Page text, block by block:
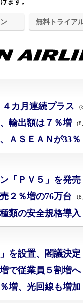
無料トライア
４カ月連続プラス
輸出額は７％増 (8
ＡＳＥＡＮが33％
「ＰＶ５」を発売
２％増の76万台 (8
類の安全規格導入
を設置、閣議決定
で従業員５割増へ
増、光回線も増加